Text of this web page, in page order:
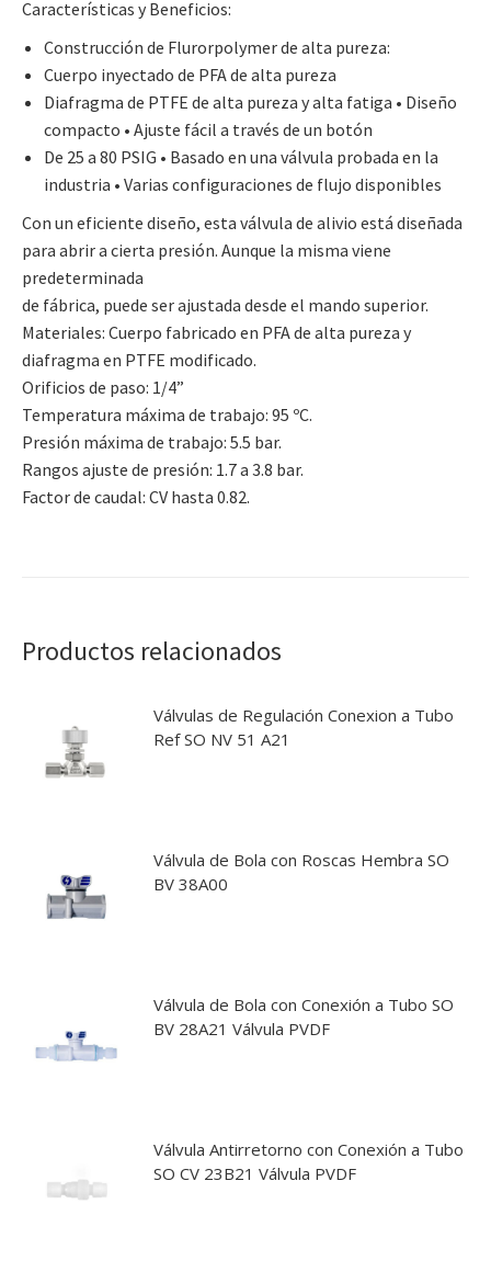
Características y Beneficios:
Construcción de Flurorpolymer de alta pureza:
Cuerpo inyectado de PFA de alta pureza
Diafragma de PTFE de alta pureza y alta fatiga • Diseño
compacto • Ajuste fácil a través de un botón
De 25 a 80 PSIG • Basado en una válvula probada en la
industria • Varias configuraciones de flujo disponibles
Con un eficiente diseño, esta válvula de alivio está diseñada
para abrir a cierta presión. Aunque la misma viene
predeterminada
de fábrica, puede ser ajustada desde el mando superior.
Materiales: Cuerpo fabricado en PFA de alta pureza y
diafragma en PTFE modificado.
Orificios de paso: 1/4”
Temperatura máxima de trabajo: 95 ºC.
Presión máxima de trabajo: 5.5 bar.
Rangos ajuste de presión: 1.7 a 3.8 bar.
Factor de caudal: CV hasta 0.82.
Productos relacionados
Válvulas de Regulación Conexion a Tubo
Ref SO NV 51 A21
Válvula de Bola con Roscas Hembra SO
BV 38A00
Válvula de Bola con Conexión a Tubo SO
BV 28A21 Válvula PVDF
Válvula Antirretorno con Conexión a Tubo
SO CV 23B21 Válvula PVDF